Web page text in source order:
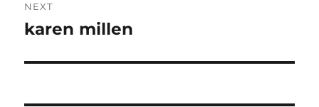
NEXT
Next
karen millen